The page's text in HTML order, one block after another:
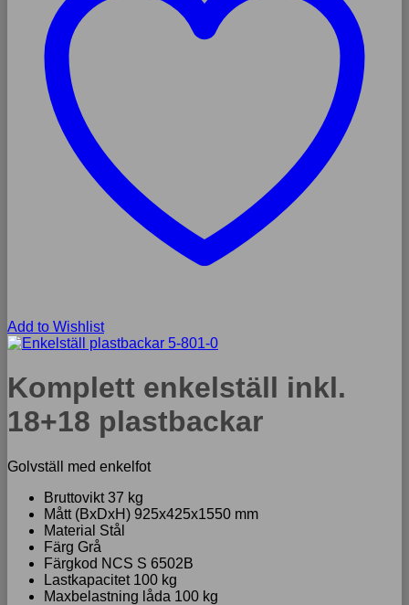
Add to Wishlist
Komplett enkelställ inkl.
18+18 plastbackar
Golvställ med enkelfot
Bruttovikt 37 kg
Mått (BxDxH) 925x425x1550 mm
Material Stål
Färg Grå
Färgkod NCS S 6502B
Lastkapacitet 100 kg
Maxbelastning låda 100 kg